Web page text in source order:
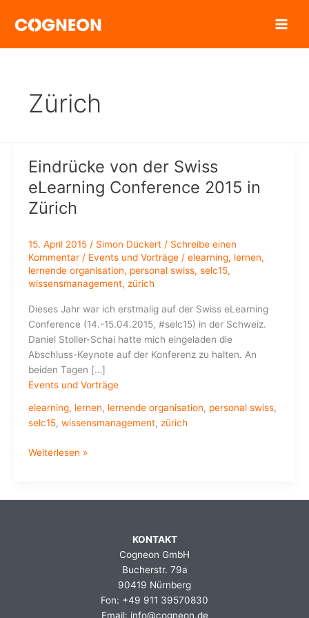
Inhalt
Zürich
Eindrücke von der Swiss
eLearning Conference 2015 in
Zürich
15. April 2015 / Simon Dückert / Schreibe einen
Kommentar / Events und Vorträge/ elearning, lernen,
lernende organisation, personal swiss, selc15,
wissensmanagement, zürich
Dieses Jahr war ich erstmalig auf der Swiss eLearning
Conference (14.-15.04.2015, #selc15) in der Schweiz.
Daniel Stoller-Schai hatte mich eingeladen die
Abschluss-Keynote auf der Konferenz zu halten. An
beiden Tagen […]
Events und Vorträge
elearning, lernen, lernende organisation, personal swiss,
selc15, wissensmanagement, zürich
Eindrücke
Weiterlesen »
KONTAKT
Cogneon GmbH
Bucherstr. 79a
90419 Nürnberg
Fon: +49 911 39570830
Email: info@cogneon.de